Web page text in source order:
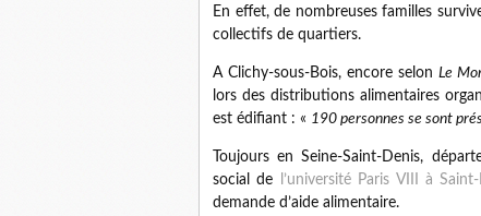
En effet, de nombreuses familles
collectifs de quartiers.
A Clichy-sous-Bois, encore selon Le
lors des distributions alimentaires
est édifiant : « 190 personnes se sont
Toujours en Seine-Saint-Denis,
social de
l’université Paris VIII à
demande d’aide alimentaire.